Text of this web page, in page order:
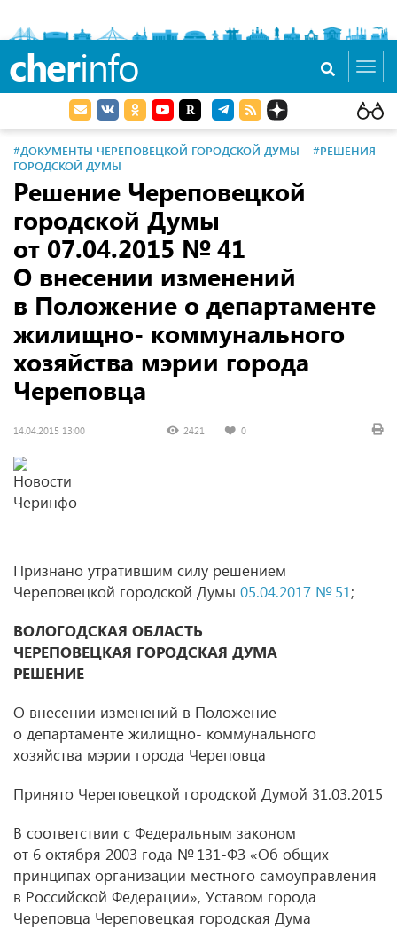
cherinfo
#ДОКУМЕНТЫ ЧЕРЕПОВЕЦКОЙ ГОРОДСКОЙ ДУМЫ
#РЕШЕНИЯ
ГОРОДСКОЙ ДУМЫ
Решение Череповецкой
городской Думы
от 07.04.2015 № 41
О внесении изменений
в Положение о департаменте
жилищно- коммунального
хозяйства мэрии города
Череповца
14.04.2015 13:00 2421 0
Признано утратившим силу решением
Череповецкой городской Думы 05.04.2017 № 51;
ВОЛОГОДСКАЯ ОБЛАСТЬ
ЧЕРЕПОВЕЦКАЯ ГОРОДСКАЯ ДУМА
РЕШЕНИЕ
О внесении изменений в Положение
о департаменте жилищно- коммунального
хозяйства мэрии города Череповца
Принято Череповецкой городской Думой 31.03.2015
В соответствии с Федеральным законом
от 6 октября 2003 года № 131-ФЗ «Об общих
принципах организации местного самоуправления
в Российской Федерации», Уставом города
Череповца Череповецкая городская Дума